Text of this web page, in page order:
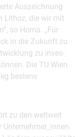
Auszeichnung
Lithoz, die wir mit
so Homa. „Für
in die Zukunft zu
zu inves-
Die TU Wien
bestens
zu den weltweit